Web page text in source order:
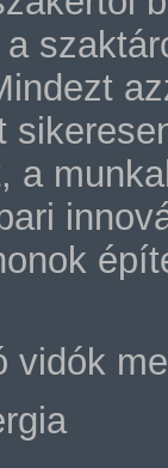
a
vidók